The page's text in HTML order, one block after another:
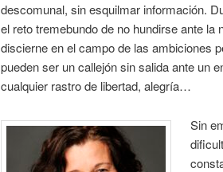
descomunal, sin esquilmar información.
el reto tremebundo de no hundirse ante
discierne en el campo de las ambiciones
pueden ser un callejón sin salida ante un
cualquier rastro de libertad, alegría…
Sin